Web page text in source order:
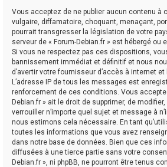
Vous acceptez de ne publier aucun contenu à
vulgaire, diffamatoire, choquant, menaçant,
pourrait transgresser la législation de votre
serveur de « Forum-Debian.fr » est hébergé ou
Si vous ne respectez pas ces dispositions,
bannissement immédiat et définitif et nous
d’avertir votre fournisseur d’accès à internet
L’adresse IP de tous les messages est
renforcement de ces conditions. Vous
Debian.fr » ait le droit de supprimer, de
verrouiller n’importe quel sujet et message à
nous estimons cela nécessaire. En tant
toutes les informations que vous avez
dans notre base de données. Bien que ces
diffusées à une tierce partie sans votre
Debian.fr », ni phpBB, ne pourront être tenus